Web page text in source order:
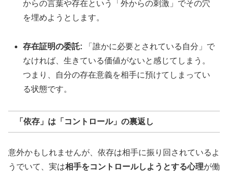
からの言葉や存在という「外からの刺激」でその穴
を埋めようとします。
存在証明の委託: 「誰かに必要とされている自分」で
なければ、生きている価値がないと感じてしまう。
つまり、自分の存在意義を相手に預けてしまってい
る状態です。
「依存」は「コントロール」の裏返し
意外かもしれませんが、依存は相手に振り回されているよ
うでいて、実は相手をコントロールしようとする心理が働